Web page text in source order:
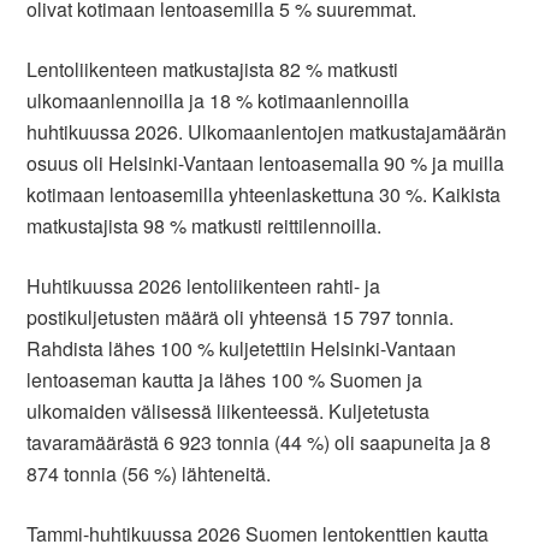
olivat kotimaan lentoasemilla 5 % suuremmat.
Lentoliikenteen matkustajista 82 % matkusti
ulkomaanlennoilla ja 18 % kotimaanlennoilla
huhtikuussa 2026. Ulkomaanlentojen matkustajamäärän
osuus oli Helsinki-Vantaan lentoasemalla 90 % ja muilla
kotimaan lentoasemilla yhteenlaskettuna 30 %. Kaikista
matkustajista 98 % matkusti reittilennoilla.
Huhtikuussa 2026 lentoliikenteen rahti- ja
postikuljetusten määrä oli yhteensä 15 797 tonnia.
Rahdista lähes 100 % kuljetettiin Helsinki-Vantaan
lentoaseman kautta ja lähes 100 % Suomen ja
ulkomaiden välisessä liikenteessä. Kuljetetusta
tavaramäärästä 6 923 tonnia (44 %) oli saapuneita ja 8
874 tonnia (56 %) lähteneitä.
Tammi-huhtikuussa 2026 Suomen lentokenttien kautta